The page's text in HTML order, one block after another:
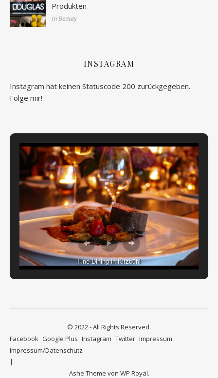
Produkten
In Beauty
INSTAGRAM
Instagram hat keinen Statuscode 200 zurückgegeben.
Folge mir!
Fine Dining in Kitzbühl
© 2022 - All Rights Reserved.
Facebook Google Plus Instagram Twitter Impressum
Impressum/Datenschutz
Ashe Theme von WP Royal.